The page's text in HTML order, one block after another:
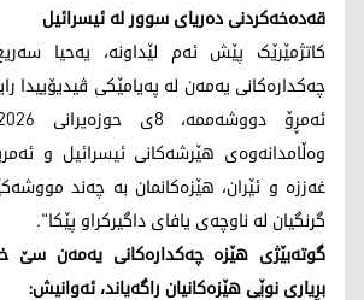
قەدەخەکردنی دەریای سوور لە ئیسرائیل
کاتژمێرێک پێش ئەم لێداونە، یەحیا
چەکدارەکانی یەمەن لە پەیامێکی ڤیدیۆییدا
وەڵامدانەوەی هێرشەکانی ئیسرائیل و
غەززە و ئێران، هێزەکانمان بە چەند
گرنگیان لە ناوچەی یافای داگیرکراو پێکا".
گوتەبێژی هێزە چەکدارەکانی یەمەن
بڕیاری نوێی هێزەکانیان راگەیاند، ئەوانیش: